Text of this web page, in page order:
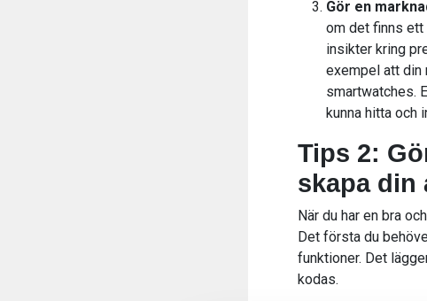
Gör en
om det finns ett
insikter kring
exempel att din
smartwatches.
kunna hitta och
Tips 2:
skapa din
När du har en bra
Det första du
funktioner. Det
kodas.